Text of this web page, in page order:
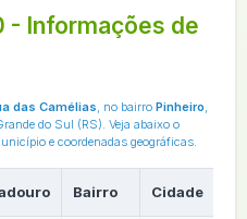
- Informações de
das Camélias, no bairro Pinheiro,
do Sul (RS). Veja abaixo o
e coordenadas geográficas.
Bairro Cidade